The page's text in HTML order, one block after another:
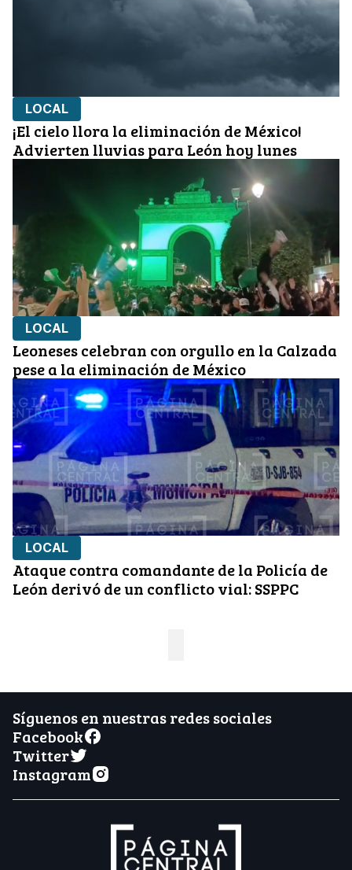
LOCAL
¡El cielo llora la eliminación de México!
Advierten lluvias para León hoy lunes
LOCAL
Leoneses celebran con orgullo en la Calzada
pese a la eliminación de México
LOCAL
Ataque contra comandante de la Policía de
León derivó de un conflicto vial: SSPPC
Síguenos en nuestras redes sociales
Facebook
Twitter
Instagram